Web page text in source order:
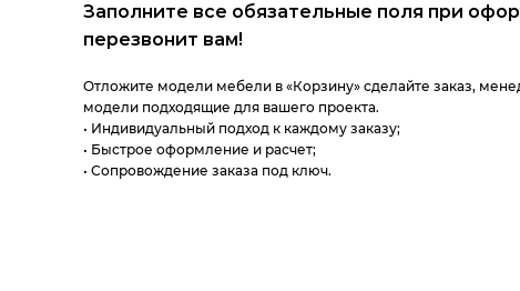
Заполните все обязательные поля при
перезвонит вам!
Отложите модели мебели в «Корзину» сделайте заказ,
модели подходящие для вашего проекта.
• Индивидуальный подход к каждому заказу;
• Быстрое оформление и расчет;
• Сопровождение заказа под ключ.